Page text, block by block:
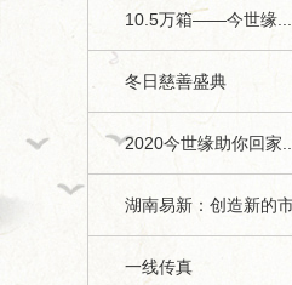
10.5万箱——今世缘...
冬日慈善盛典
2020今世缘助你回家...
湖南易新：创造新的市
一线传真